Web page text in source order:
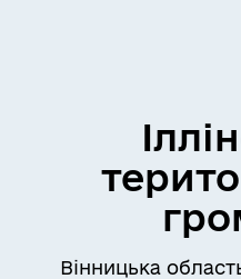
Вінницька